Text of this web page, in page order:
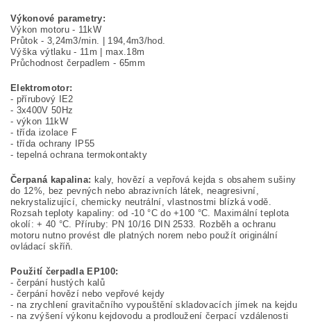
Výkonové parametry:
Výkon motoru - 11kW
Průtok - 3,24m3/min. | 194,4m3/hod.
Výška výtlaku - 11m | max.18m
Průchodnost čerpadlem - 65mm
Elektromotor:
- přírubový IE2
- 3x400V 50Hz
- výkon 11kW
- třída izolace F
- třída ochrany IP55
- tepelná ochrana termokontakty
Čerpaná kapalina: kaly, hovězí a vepřová kejda s obsahem sušiny
do 12%, bez pevných nebo abrazivních látek, neagresivní,
nekrystalizující, chemicky neutrální, vlastnostmi blízká vodě.
Rozsah teploty kapaliny: od -10 °C do +100 °C. Maximální teplota
okolí: + 40 °C. Příruby: PN 10/16 DIN 2533. Rozběh a ochranu
motoru nutno provést dle platných norem nebo použít originální
ovládací skříň.
Použití čerpadla EP100:
- čerpání hustých kalů
- čerpání hovězí nebo vepřové kejdy
- na zrychlení gravitačního vypouštění skladovacích jímek na kejdu
- na zvýšení výkonu kejdovodu a prodloužení čerpací vzdálenosti